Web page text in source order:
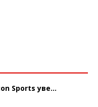
Sports уве...